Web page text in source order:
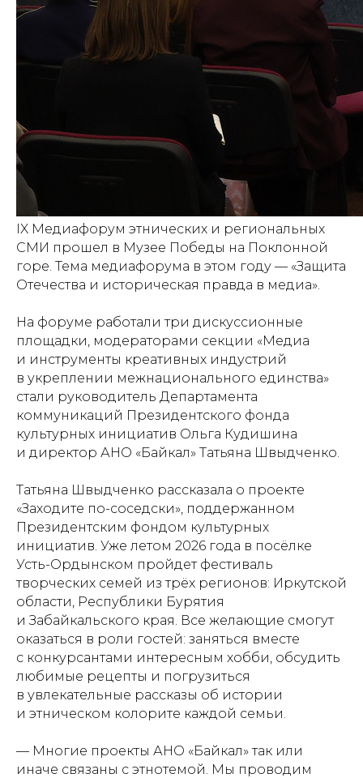
IX Медиафорум этнических и региональных
СМИ прошел в Музее Победы на Поклонной
горе. Тема медиафорума в этом году — «Защита
Отечества и историческая правда в медиа».
На форуме работали три дискуссионные
площадки, модераторами секции «Медиа
и инструменты креативных индустрий
в укреплении межнационального единства»
стали руководитель Департамента
коммуникаций Президентского фонда
культурных инициатив Ольга Кудишина
и директор АНО «Байкал» Татьяна Швыдченко.
Татьяна Швыдченко рассказала о проекте
«Заходите по-соседски», поддержанном
Президентским фондом культурных
инициатив. Уже летом 2026 года в посёлке
Усть-Ордынском пройдет фестиваль
творческих семей из трёх регионов: Иркутской
области, Республики Бурятия
и Забайкальского края. Все желающие смогут
оказаться в роли гостей: заняться вместе
с конкурсантами интересным хобби, обсудить
любимые рецепты и погрузиться
в увлекательные рассказы об истории
и этническом колорите каждой семьи.
— Многие проекты АНО «Байкал» так или
иначе связаны с этнотемой. Мы проводим